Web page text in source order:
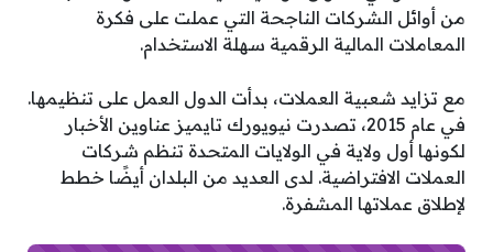
من أوائل الشركات الناجحة التي عملت على فكرة
المعاملات المالية الرقمية سهلة الاستخدام.
مع تزايد شعبية العملات، بدأت الدول العمل على تنظيمها.
في عام 2015، تصدرت نيويورك تايميز عناوين الأخبار
لكونها أول ولاية في الولايات المتحدة تنظم شركات
العملات الافتراضية. لدى العديد من البلدان أيضًا خطط
لإطلاق عملاتها المشفرة.